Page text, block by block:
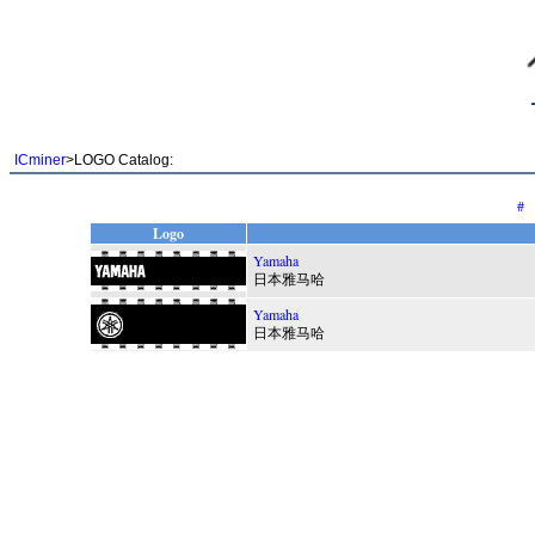
ICminer>LOGO Catalog:
#
Logo
Yamaha
日本雅马哈
Yamaha
日本雅马哈